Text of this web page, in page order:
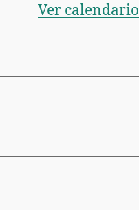
Ver calendario